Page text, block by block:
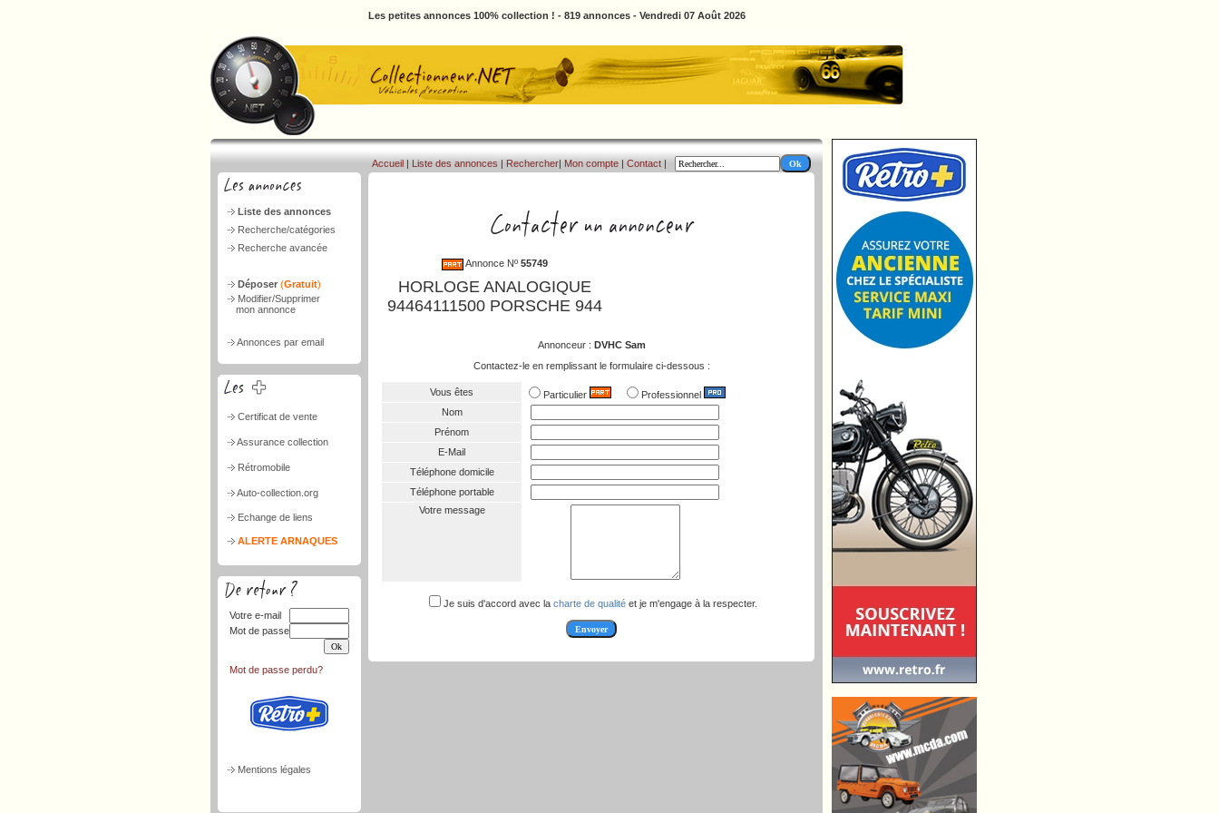
Les petites annonces 100% collection ! - 819 annonces - Vendredi 07 Août 2026
Liste des annonces
Recherche/catégories
Recherche avancée
Déposer (Gratuit)
Modifier/Supprimer
mon annonce
Annonces par email
Certificat de vente
Assurance collection
Rétromobile
Auto-collection.org
Echange de liens
ALERTE ARNAQUES
Votre e-mail
Mot de passe
Mot de passe perdu?
Mentions légales
Accueil | Liste des annonces | Rechercher| Mon compte | Contact |
Annonce Nº 55749
HORLOGE ANALOGIQUE
94464111500 PORSCHE 944
Annonceur : DVHC Sam
Contactez-le en remplissant le formulaire ci-dessous :
Vous êtes Particulier
Professionnel
Nom
Prénom
E-Mail
Téléphone domicile
Téléphone portable
Votre message
Je suis d'accord avec la charte de qualité et je m'engage à la respecter.